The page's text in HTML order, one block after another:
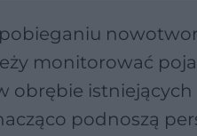
monitorować
obrębie istniejących
podnoszą